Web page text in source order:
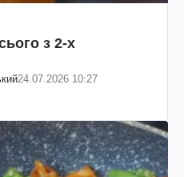
з 2-х
24.07.2026 10:27